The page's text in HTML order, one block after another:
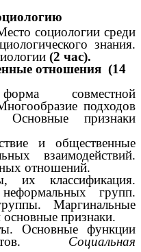
социологии среди
знания.
(2 час).
отношения (14
совместной
подходов
признаки
и общественные
взаимодействий.
отношений.
их классификация.
групп.
Маргинальные
признаки.
Основные функции
Социальная